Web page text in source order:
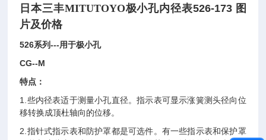
日本三丰MITUTOYO极小孔内径表526-173 图
片及价格
526系列---用于极小孔
CG--M
特点：
1. 些内径表适于测量小孔直径。指示表可显示涨簧测头径向位
移转换成顶杜轴向的位移。
2. 指针式指示表和防护罩都是可选件。有一些指示表和保护罩